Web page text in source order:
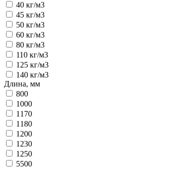
40 кг/м3
45 кг/м3
50 кг/м3
60 кг/м3
80 кг/м3
110 кг/м3
125 кг/м3
140 кг/м3
Длина, мм
800
1000
1170
1180
1200
1230
1250
5500